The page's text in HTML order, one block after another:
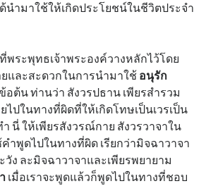
ด้นำมาใช้ให้เกิดประโยชน์ในชีวิตประจำ
พระพุทธเจ้าพระองค์วางหลักไว้โดย
ยและสะดวกในการนำมาใช้ อนุรัก
ต้น ท่านว่า สังวรปธาน เพียรสำรวม
ไปในทางที่ผิดที่ให้เกิดโทษเป็นเวรเป็น
นี่ ให้เพียรสังวรณ์กาย สังวรวาจาใน
ำพูดไปในทางที่ผิด เรียกว่ามิจฉาวาจา
วัง ละมิจฉาวาจาและเพียรพยายาม
เมื่อเราจะพูดแล้วก็พูดไปในทางที่ชอบ